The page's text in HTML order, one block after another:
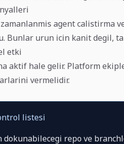
agent calistirma
Bunlar urun icin kanit degil,
etki
aktif hale gelir. Platform
vermelidir.
listesi
dokunabilecegi repo ve